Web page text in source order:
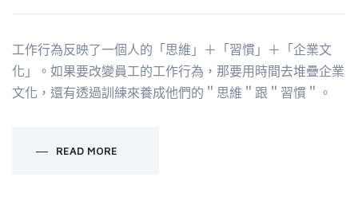
工作行為反映了一個人的「思維」＋「習慣」＋「企業文
化」。如果要改變員工的工作行為，那要用時間去堆疊企業
文化，還有透過訓練來養成他們的＂思維＂跟＂習慣＂。
READ MORE